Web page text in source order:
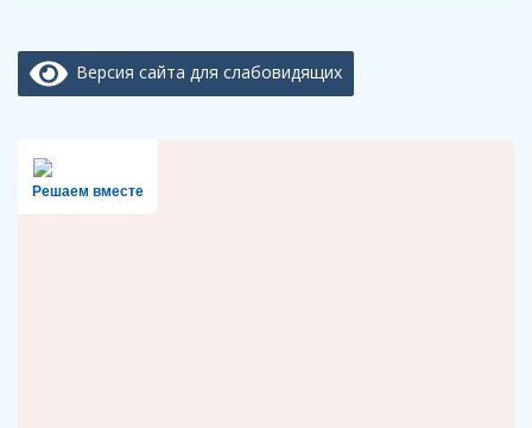
Версия сайта для слабовидящих
Решаем вместе